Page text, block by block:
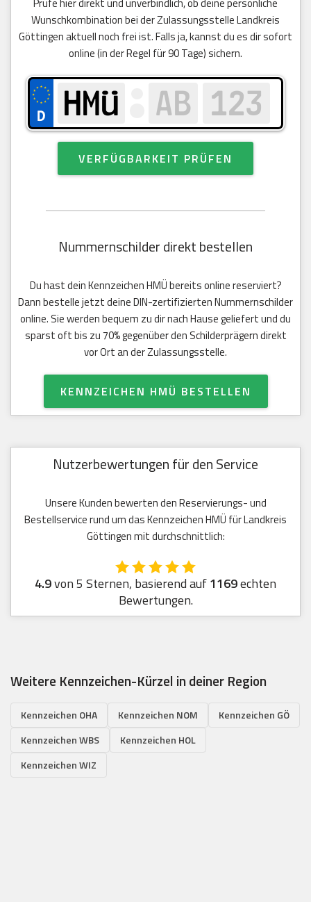
Prüfe hier direkt und unverbindlich, ob deine persönliche
Wunschkombination bei der Zulassungsstelle Landkreis
Göttingen aktuell noch frei ist. Falls ja, kannst du es dir sofort
online (in der Regel für 90 Tage) sichern.
VERFÜGBARKEIT PRÜFEN
Nummernschilder direkt bestellen
Du hast dein Kennzeichen HMÜ bereits online reserviert?
Dann bestelle jetzt deine DIN-zertifizierten Nummernschilder
online. Sie werden bequem zu dir nach Hause geliefert und du
sparst oft bis zu 70% gegenüber den Schilderprägern direkt
vor Ort an der Zulassungsstelle.
KENNZEICHEN HMÜ BESTELLEN
Nutzerbewertungen für den Service
Unsere Kunden bewerten den Reservierungs- und
Bestellservice rund um das Kennzeichen HMÜ für Landkreis
Göttingen mit durchschnittlich:
4.9von 5 Sternen, basierend auf1169echten
Bewertungen.
Weitere Kennzeichen-Kürzel in deiner Region
Kennzeichen OHA Kennzeichen NOM
Kennzeichen GÖ
Kennzeichen WBS
Kennzeichen HOL
Kennzeichen WIZ